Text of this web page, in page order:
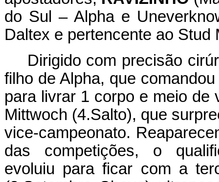
do Sul – Alpha e
Daltex e pertencente ao Stud
Dirigido com precisão
filho de Alpha, que
para livrar 1 corpo e meio de
Mittwoch (4.Salto), que
vice-campeonato.
das competições, o
evoluiu para ficar com a